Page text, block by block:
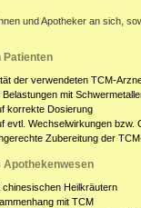
und Apotheker an sich,
Patienten
der verwendeten TCM-
mit
korrekte Dosierung
evtl. Wechselwirkungen
Zubereitung der
Heilkräutern
mit TCM